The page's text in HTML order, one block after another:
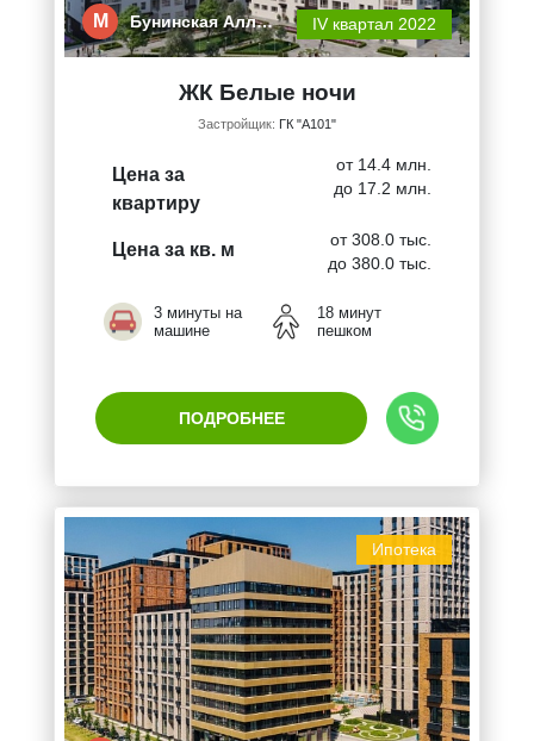
М Бунинская Алл… IV квартал 2022
ЖК Белые ночи
Застройщик: ГК "А101"
Цена за
квартиру
от 14.4 млн.
до 17.2 млн.
Цена за кв. м
от 308.0 тыс.
до 380.0 тыс.
3 минуты на
машине
18 минут
пешком
ПОДРОБНЕЕ
Ипотека